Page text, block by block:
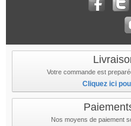
Votre commande est
Cliquez ici
Nos moyens de paiement